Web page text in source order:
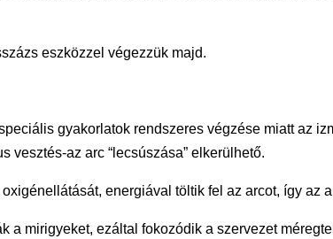
eszközzel végezzük majd.
gyakorlatok rendszeres végzése miatt az
vesztés-az arc “lecsúszása” elkerülhető.
energiával töltik fel az arcot, így az
mirigyeket, ezáltal fokozódik a szervezet